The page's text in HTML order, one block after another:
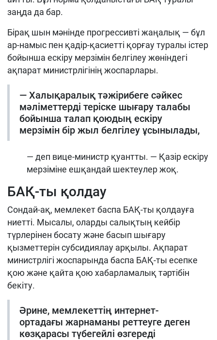
заңда да бар.
Бірақ шын мәнінде прогрессивті жаңалық — бұл
ар-намыс пен қадір-қасиетті қорғау туралы істер
бойынша ескіру мерзімін белгілеу жөніндегі
ақпарат министрлігінің жоспарлары.
— Халықаралық тәжірибеге сәйкес
мәліметтерді теріске шығару талабы
бойынша талап қоюдың ескіру
мерзімін бір жыл белгілеу ұсынылады,
— деп вице-министр қуантты. — Қазір ескіру
мерзіміне ешқандай шектеулер жоқ.
БАҚ-ты қолдау
Сондай-ақ, мемлекет баспа БАҚ-ты қолдауға
ниетті. Мысалы, оларды салықтың кейбір
түрлерінен босату және басып шығару
қызметтерін субсидиялау арқылы. Ақпарат
министрлігі жоспарында баспа БАҚ-ты есепке
қою және қайта қою хабарламалық тәртібін
бекіту.
Әрине, мемлекеттің интернет-
ортадағы жарнаманы реттеуге деген
көзқарасы түбегейлі өзгереді